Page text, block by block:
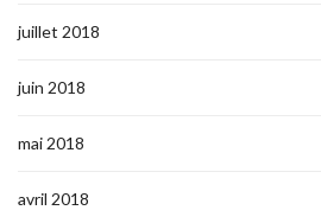
juillet 2018
juin 2018
mai 2018
avril 2018